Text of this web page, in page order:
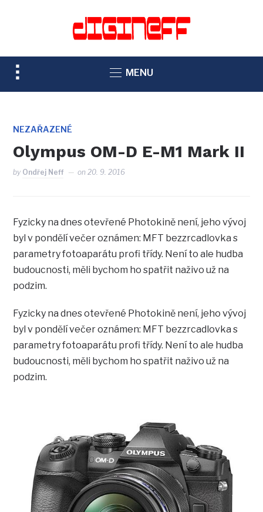
TOGGLE
SIDEBAR
NAVIGATION
MENU
NEZAŘAZENÉ
Olympus OM-D E-M1 Mark II
by Ondřej Neff on20. 9. 2016
Fyzicky na dnes otevřené Photokině není, jeho vývoj
byl v pondělí večer oznámen: MFT bezzrcadlovka s
parametry fotoaparátu profi třídy. Není to ale hudba
budoucnosti, měli bychom ho spatřit naživo už na
podzim.
Fyzicky na dnes otevřené Photokině není, jeho vývoj
byl v pondělí večer oznámen: MFT bezzrcadlovka s
parametry fotoaparátu profi třídy. Není to ale hudba
budoucnosti, měli bychom ho spatřit naživo už na
podzim.